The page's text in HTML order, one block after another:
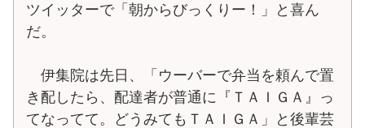
ツイッターで「朝からびっくりー！」と喜ん
だ。
伊集院は先日、「ウーバーで弁当を頼んで置
き配したら、配達者が普通に『ＴＡＩＧＡ』っ
てなってて。どうみてもＴＡＩＧＡ」と後輩芸